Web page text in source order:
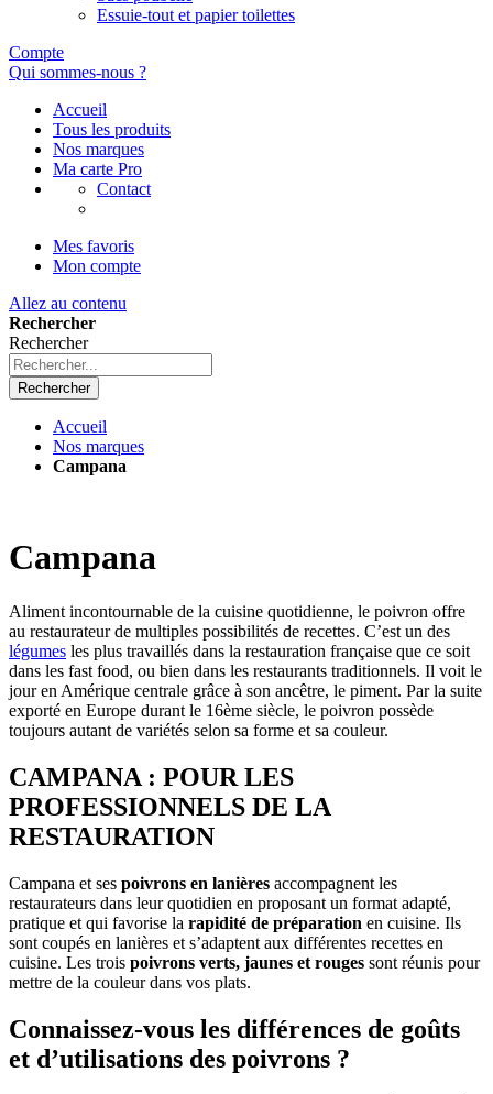
Essuie-tout et papier toilettes
Compte
Qui sommes-nous ?
Accueil
Tous les produits
Nos marques
Ma carte Pro
Contact
Mes favoris
Mon compte
Allez au contenu
Rechercher
Rechercher
Rechercher
Accueil
Nos marques
Campana
Campana
Aliment incontournable de la cuisine quotidienne, le poivron offre
au restaurateur de multiples possibilités de recettes. C’est un des
légumes les plus travaillés dans la restauration française que ce soit
dans les fast food, ou bien dans les restaurants traditionnels. Il voit le
jour en Amérique centrale grâce à son ancêtre, le piment. Par la suite
exporté en Europe durant le 16ème siècle, le poivron possède
toujours autant de variétés selon sa forme et sa couleur.
CAMPANA : POUR LES
PROFESSIONNELS DE LA
RESTAURATION
Campana et ses poivrons en lanières accompagnent les
restaurateurs dans leur quotidien en proposant un format adapté,
pratique et qui favorise la rapidité de préparation en cuisine. Ils
sont coupés en lanières et s’adaptent aux différentes recettes en
cuisine. Les trois poivrons verts, jaunes et rouges sont réunis pour
mettre de la couleur dans vos plats.
Connaissez-vous les différences de goûts
et d’utilisations des poivrons ?